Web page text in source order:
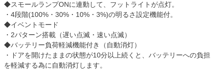
◆スモールランプONに連動して、フットライトが点灯。
・4段階(100%・30%・10%・3%)の明るさ設定機能付。
◆イベントモード
・2パターン搭載（遅い点滅・速い点滅）
◆バッテリー負荷軽減機能付き（自動消灯）
・ドアを開けたままの状態が10分以上続くと、バッテリーへの負担
を軽減する為に自動消灯します。